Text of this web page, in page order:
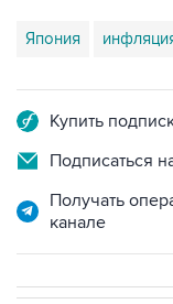
Япония
Купить
Подписаться
Получать
канале